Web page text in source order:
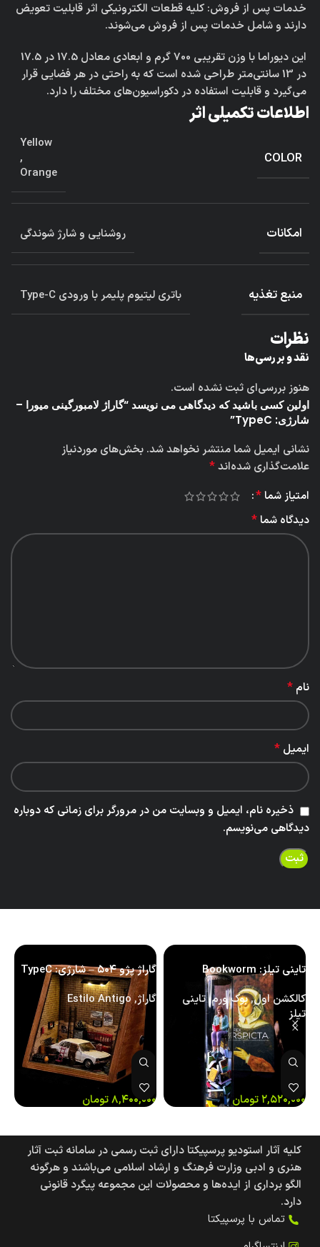
خدمات پس از فروش: کلیه قطعات الکترونیکی اثر قابلیت تعویض
دارند و شامل خدمات پس از فروش می‌شوند.
این دیوراما با وزن تقریبی 700 گرم و ابعادی معادل 17.5 در 17.5
در 13 سانتی‌متر طراحی شده است که به راحتی در هر فضایی قرار
می‌گیرد و قابلیت استفاده در دکوراسیون‌های مختلف را دارد.
اطلاعات تکمیلی اثر
COLOR
Yellow
,
Orange
امکانات روشنایی و شارژ شوندگی
منبع تغذیه باتری لیتیوم پلیمر با ورودی Type-C
نظرات
نقد و بررسی‌ها
هنوز بررسی‌ای ثبت نشده است.
اولین کسی باشید که دیدگاهی می نویسد “گاراژ لامبورگینی میورا –
شارژی: TypeC”
نشانی ایمیل شما منتشر نخواهد شد. بخش‌های موردنیاز
علامت‌گذاری شده‌اند*
امتیاز شما*
دیدگاه شما*
نام *
ایمیل *
ذخیره نام، ایمیل و وبسایت من در مرورگر برای زمانی که دوباره
دیدگاهی می‌نویسم.
تاینی تیلز: Bookworm
کالکشن اول,بوک ورم,تاینی
تیلز
۲,۵۲۰,۰۰۰تومان
گاراژ پژو ۵۰۴ – شارژی: TypeC
گاراژ,
Estilo Antigo
۸,۴۰۰,۰۰۰تومان
کلیه آثار استودیو پرسپیکتا دارای ثبت رسمی در سامانه ثبت آثار
هنری و ادبی وزارت فرهنگ و ارشاد اسلامی می‌باشند و هرگونه
الگو برداری از ایده‌ها و محصولات این مجموعه پیگرد قانونی
دارد.
تماس با پرسپیکتا